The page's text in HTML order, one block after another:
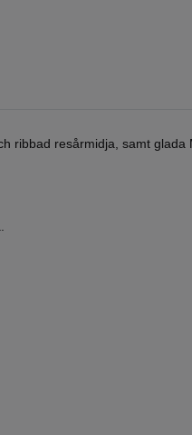
ribbad resårmidja, samt